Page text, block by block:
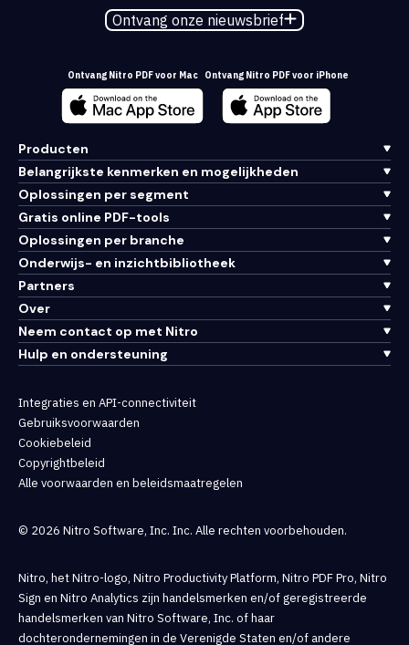
Ontvang onze nieuwsbrief
Ontvang Nitro PDF voor Mac Ontvang Nitro PDF voor iPhone
Producten
Belangrijkste kenmerken en mogelijkheden
Oplossingen per segment
Gratis online PDF-tools
Oplossingen per branche
Onderwijs- en inzichtbibliotheek
Partners
Over
Neem contact op met Nitro
Hulp en ondersteuning
Integraties en API-connectiviteit
Gebruiksvoorwaarden
Cookiebeleid
Copyrightbeleid
Alle voorwaarden en beleidsmaatregelen
© 2026 Nitro Software, Inc. Inc. Alle rechten voorbehouden.
Nitro, het Nitro-logo, Nitro Productivity Platform, Nitro PDF Pro, Nitro
Sign en Nitro Analytics zijn handelsmerken en/of geregistreerde
handelsmerken van Nitro Software, Inc. of haar
dochterondernemingen in de Verenigde Staten en/of andere